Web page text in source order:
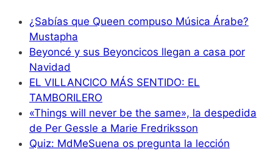
¿Sabías que Queen compuso Música Árabe?
Mustapha
Beyoncé y sus Beyoncicos llegan a casa por
Navidad
EL VILLANCICO MÁS SENTIDO: EL
TAMBORILERO
«Things will never be the same», la despedida
de Per Gessle a Marie Fredriksson
Quiz: MdMeSuena os pregunta la lección